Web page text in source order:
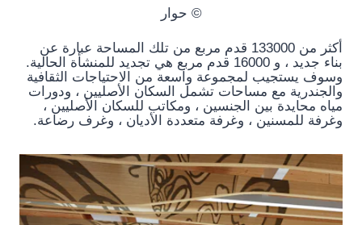
© حوار
أكثر من 133000 قدم مربع من تلك المساحة عبارة عن
بناء جديد ، و 16000 قدم مربع هي تجديد للمنشأة الحالية.
وسوف يستجيب لمجموعة واسعة من الاحتياجات الثقافية
والجندرية مع مساحات تشمل السكان الأصليين ، ودورات
مياه محايدة بين الجنسين ، ومكاتب للسكان الأصليين ،
وغرفة للمسنين ، وغرفة متعددة الأديان ، وغرف رضاعة.